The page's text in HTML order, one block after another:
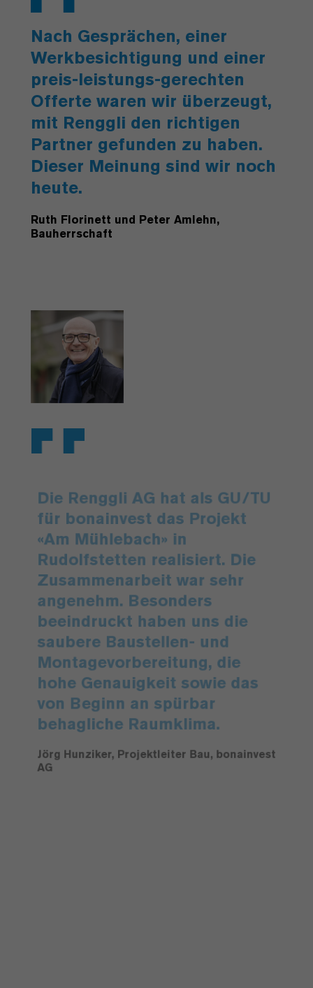
Nach Gesprächen, einer
Werkbesichtigung und einer
preis-leistungs-gerechten
Offerte waren wir überzeugt,
mit Renggli den richtigen
Partner gefunden zu haben.
Dieser Meinung sind wir noch
heute.
Ruth Florinett und Peter Amlehn,
Bauherrschaft
für bonainvest das Projekt
«Am Mühlebach» in
Rudolfstetten realisiert. Die
Zusammenarbeit war sehr
angenehm. Besonders
beeindruckt haben uns die
saubere Baustellen- und
Montagevorbereitung, die
hohe Genauigkeit sowie das
von Beginn an spürbar
behagliche Raumklima.
Jörg Hunziker, Projektleiter Bau, bonainvest
AG